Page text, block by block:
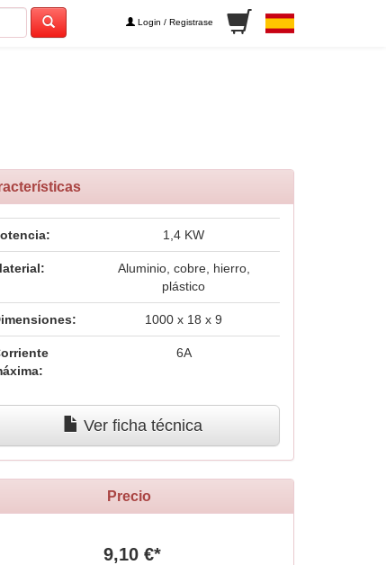
Login / Registrase
1,4 KW
Aluminio, cobre, hierro,
plástico
1000 x 18 x 9
6A
Ver ficha técnica
Precio
9,10 €*